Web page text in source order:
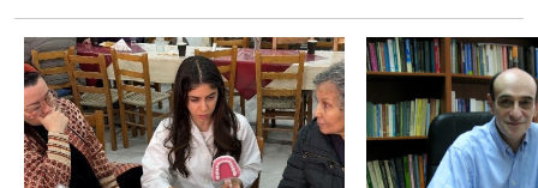
Libraries and Participatory Culture” (IMOTION), το οποίο
πραγματοποιήθηκε με διαδικτυακές και δια ζώσης
εκπαιδευτικές δράσεις από τις 3 Ιουνίου έως τις 10 Ιουλίου
2026. Το πρόγραμμα αποτελεί […]